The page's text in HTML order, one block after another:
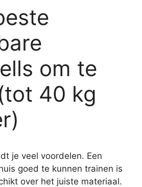
om te
40 kg
je veel voordelen. Een
goed te kunnen trainen is
over het juiste materiaal.